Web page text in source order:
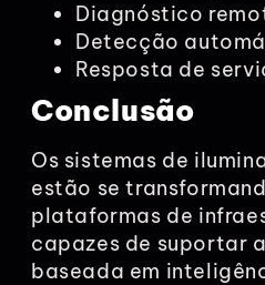
Diagnóstico
Detecção
Resposta de
Conclusão
Os sistemas de
estão se
plataformas de
capazes de suportar
baseada em